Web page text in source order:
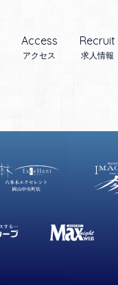
Access
アクセス
Recruit
求人情報